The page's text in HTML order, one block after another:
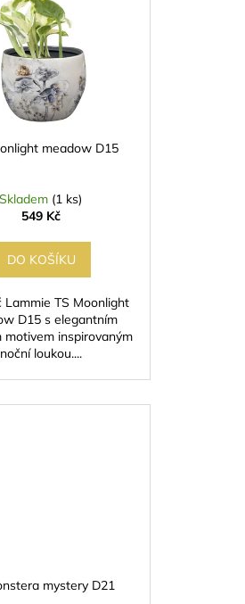
meadow D15
Skladem (1 ks)
549 Kč
DO KOŠÍKU
Lammie TS Moonlight
D15 s elegantním
motivem inspirovaným
noční loukou....
mystery D21